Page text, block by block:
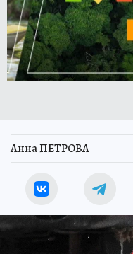
Анна ПЕТРОВА